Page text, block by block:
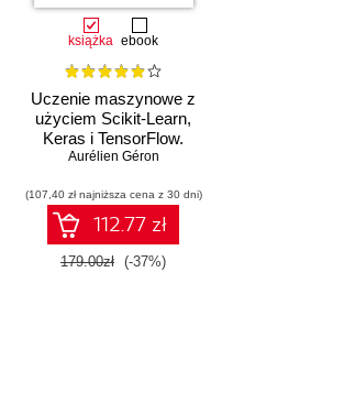
książka ebook
Uczenie maszynowe z
użyciem Scikit-Learn,
Keras i TensorFlow.
Wydanie III
Aurélien Géron
(107,40 zł najniższa cena z 30 dni)
112.77 zł
179.00zł (-37%)